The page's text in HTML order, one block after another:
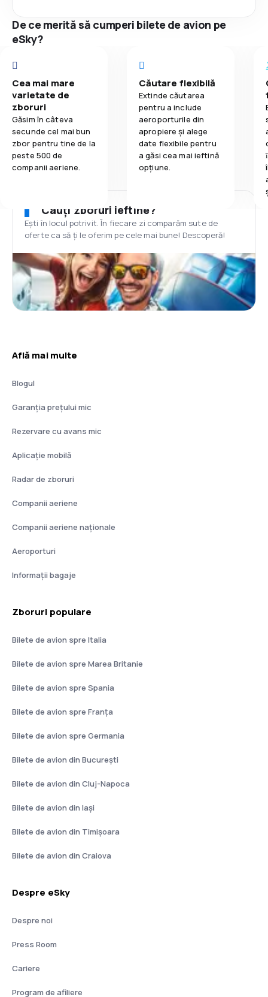
De ce merită să cumperi bilete de avion pe
eSky?
Cea mai mare
varietate de
zboruri
Găsim în câteva
secunde cel mai bun
zbor pentru tine de la
peste 500 de
companii aeriene.
Căutare flexibilă
Extinde căutarea
pentru a include
aeroporturile din
apropiere și alege
date flexibile pentru
a găsi cea mai ieftină
opțiune.
Cauți zboruri ieftine?
Ești în locul potrivit. În fiecare zi comparăm sute de
oferte ca să ți le oferim pe cele mai bune! Descoperă!
Află mai multe
Blogul
Garanția prețului mic
Rezervare cu avans mic
Aplicație mobilă
Radar de zboruri
Companii aeriene
Companii aeriene naţionale
Aeroporturi
Informații bagaje
Zboruri populare
Bilete de avion spre Italia
Bilete de avion spre Marea Britanie
Bilete de avion spre Spania
Bilete de avion spre Franţa
Bilete de avion spre Germania
Bilete de avion din București
Bilete de avion din Cluj-Napoca
Bilete de avion din Iași
Bilete de avion din Timișoara
Bilete de avion din Craiova
Despre eSky
Despre noi
Press Room
Cariere
Program de afiliere